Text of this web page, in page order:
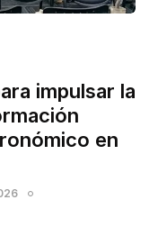
impulsar la
en